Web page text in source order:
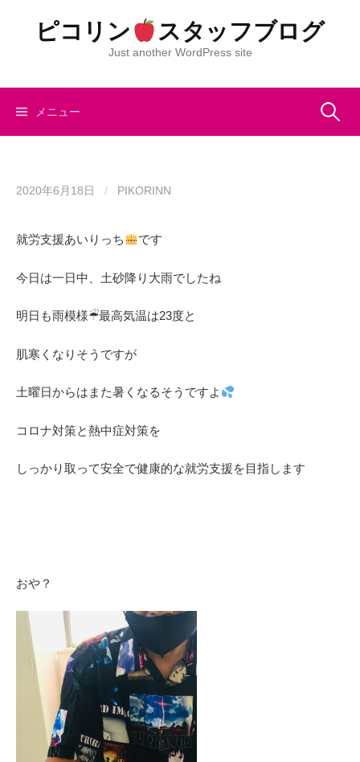
ツ
ピコリン スタッフブログ
Just another WordPress site
メニュー 検
2020年6月18日 / PIKORINN
就労支援あいりっち です
今日は一日中、土砂降り大雨でしたね
明日も雨模様☔︎最高気温は23度と
肌寒くなりそうですが
土曜日からはまた暑くなるそうですよ
コロナ対策と熱中症対策を
しっかり取って安全で健康的な就労支援を目指します
おや？